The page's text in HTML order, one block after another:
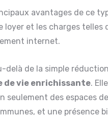
avantages de ce
loyer et les charges telles
internet.
delà de la simple
de vie enrichissante.
seulement des espaces
et une présence